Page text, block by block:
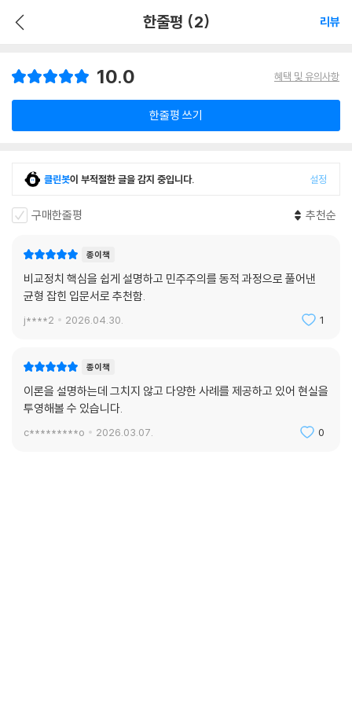
한줄평 (2) 리뷰
10.0 혜택 및 유의사항
한줄평 쓰기
클린봇이 부적절한 글을 감지 중입니다. 설정
구매한줄평 추천순
종이책
비교정치 핵심을 쉽게 설명하고 민주주의를 동적 과정으로 풀어낸
균형 잡힌 입문서로 추천함.
j****2 2026.04.30. 1
종이책
이론을 설명하는데 그치지 않고 다양한 사례를 제공하고 있어 현실을
투영해볼 수 있습니다.
c*********o 2026.03.07. 0